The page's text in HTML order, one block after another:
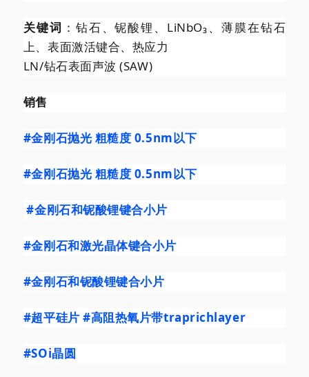
关键词 ：钻石、铌酸锂、LiNbO₃、薄膜在钻石
上、表面激活键合、热应力
LN/钻石表面声波 (SAW)
销售
#金刚石抛光 粗糙度 0.5nm以下
#金刚石抛光 粗糙度 0.5nm以下
#金刚石和铌酸锂键合小片
#金刚石和激光晶体键合小片
#金刚石和铌酸锂键合小片
#超平硅片 #高阻热氧片带traprichlayer
#SOi晶圆